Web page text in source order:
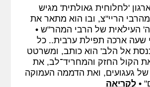
'לחלוחית גאולתית' מגיש
הריי"צ, ובו הוא מתאר את
העילאית של הרבי המהר"ש •
שעה ארכה תפילת ערבית.. כל
אל הלב' הוא כותב, ומשרטט
הקול החזק והמחריד־לב, את
של געגועים, ואת הדממה העמוקה
•לקריאה